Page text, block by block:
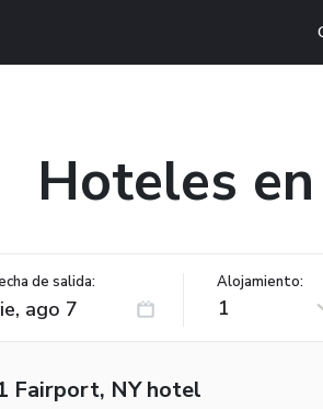
Hoteles
de salida: Alojamiento:
1
Fairport, NY hotel